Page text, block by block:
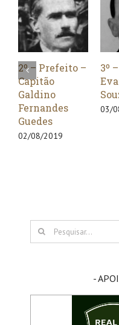
– Prefeito –
08/2019
3º –
Souza
03/08/
Buscar
resultados
-